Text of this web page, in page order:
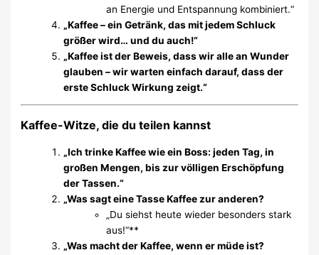
an Energie und Entspannung kombiniert.“
„Kaffee – ein Getränk, das mit jedem Schluck
größer wird… und du auch!“
„Kaffee ist der Beweis, dass wir alle an Wunder
glauben – wir warten einfach darauf, dass der
erste Schluck Wirkung zeigt.“
Kaffee-Witze, die du teilen kannst
„Ich trinke Kaffee wie ein Boss: jeden Tag, in
großen Mengen, bis zur völligen Erschöpfung
der Tassen.“
„Was sagt eine Tasse Kaffee zur anderen?
„Du siehst heute wieder besonders stark
aus!“**
„Was macht der Kaffee, wenn er müde ist?